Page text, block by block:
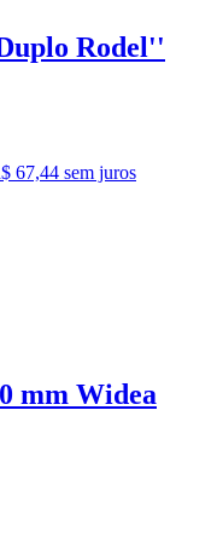
Rodel''
67,44 sem juros
mm Widea